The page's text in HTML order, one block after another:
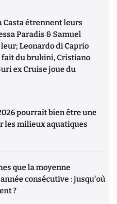
Casta étrennent leurs
Paradis & Samuel
Leonardo di Caprio
du brukini, Cristiano
ex Cruise joue du
pourrait bien être une
les milieux aquatiques
que la moyenne
consécutive : jusqu'où
?